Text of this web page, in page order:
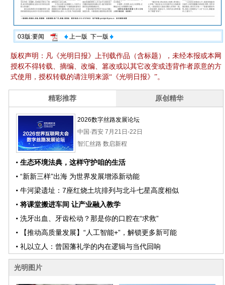
03版:要闻 上一版 下一版
版权声明：凡《光明日报》上刊载作品（含标题），未经本报或本网
授权不得转载、摘编、改编、篡改或以其它改变或违背作者原意的方
式使用，授权转载的请注明来源“《光明日报》”。